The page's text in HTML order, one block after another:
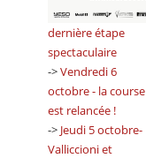
dernière étape
spectaculaire
->Vendredi 6
octobre - la course
est relancée !
-> Jeudi 5 octobre-
Valliccioni et